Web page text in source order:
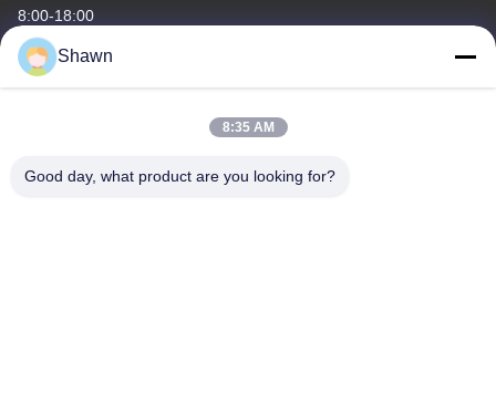
8:00-18:00
Địa chỉ của tôi
Tòa nhà 1, không.35, Luopu South Road, Luopu Street Quận
Shawn
8:35 AM
Good day, what product are you looking for?